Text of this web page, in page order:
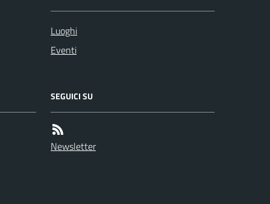
Luoghi
Eventi
SEGUICI SU
Newsletter